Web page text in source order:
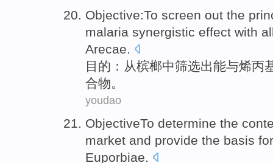
Objective:To screen out the
malaria synergistic effect with
Arecae.
目的 ： 从槟榔中筛选出能与烯丙
合物。
youdao
ObjectiveTo determine the
market and provide the basis for
Euporbiae.